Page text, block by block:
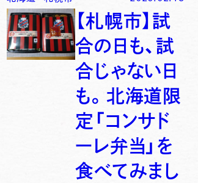
【札幌市】試
合の日も、試
合じゃない日
も。北海道限
定「コンサド
ーレ弁当」を
食べてみまし